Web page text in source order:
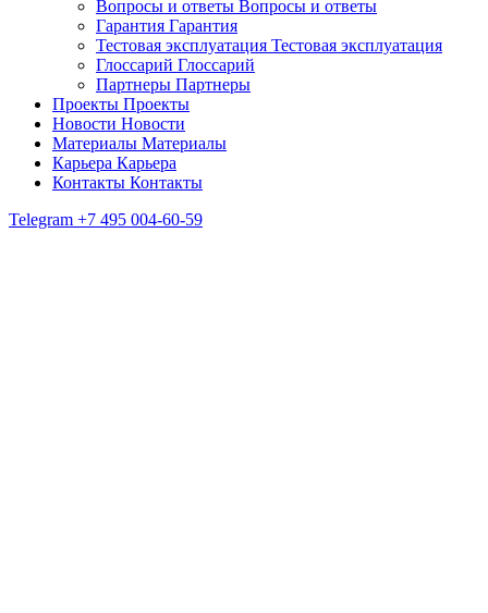
Вопросы и ответы Вопросы и ответы
Гарантия Гарантия
Тестовая эксплуатация Тестовая эксплуатация
Глоссарий Глоссарий
Партнеры Партнеры
Проекты Проекты
Новости Новости
Материалы Материалы
Карьера Карьера
Контакты Контакты
Telegram +7 495 004-60-59